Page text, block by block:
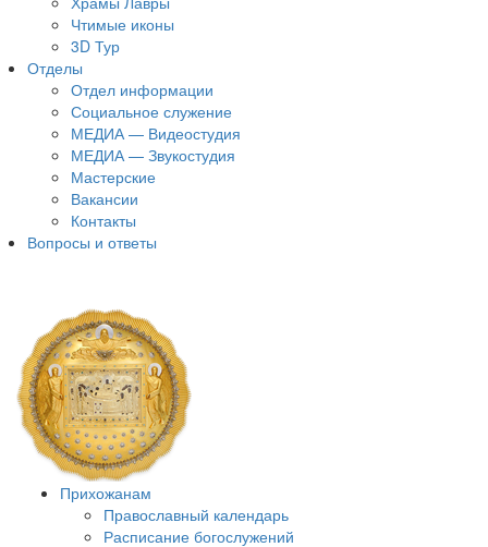
Чтимые иконы
3D Тур
Отделы
Отдел информации
Социальное служение
МЕДИА — Видеостудия
МЕДИА — Звукостудия
Мастерские
Вакансии
Контакты
Вопросы и ответы
Прихожанам
Православный календарь
Расписание богослужений